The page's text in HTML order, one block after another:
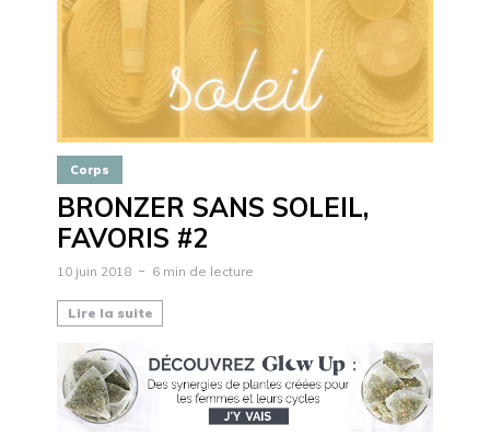
Corps
BRONZER SANS SOLEIL,
FAVORIS #2
10 juin 2018 6 min de lecture
Lire la suite